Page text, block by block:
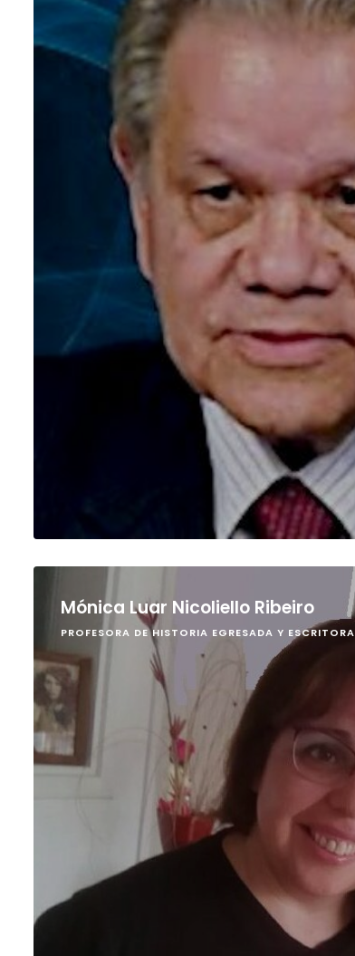
Mónica Luar Nicoliello Ribeiro
PROFESORA DE HISTORIA EGRESADA Y ESCRITORA